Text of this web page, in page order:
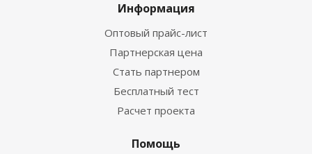
Информация
Оптовый прайс-лист
Партнерская цена
Стать партнером
Бесплатный тест
Расчет проекта
Помощь